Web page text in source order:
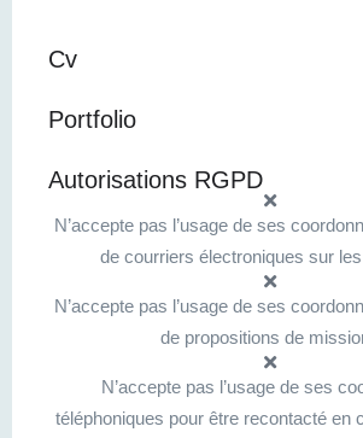
Cv
Portfolio
Autorisations RGPD
N’accepte pas l’usage de ses
de courriers électroniques sur
N’accepte pas l’usage de ses
de propositions de
N’accepte pas l’usage de ses
téléphoniques pour être recontacté en